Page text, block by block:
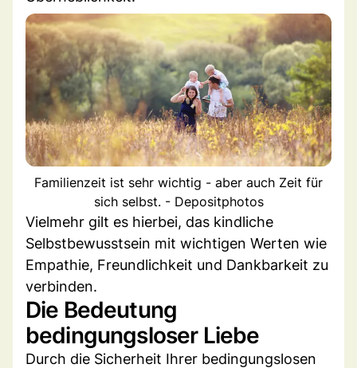
Familienzeit ist sehr wichtig - aber auch Zeit für
sich selbst. - Depositphotos
Vielmehr gilt es hierbei, das kindliche
Selbstbewusstsein mit wichtigen Werten wie
Empathie, Freundlichkeit und Dankbarkeit zu
verbinden.
Die Bedeutung
bedingungsloser Liebe
Durch die Sicherheit Ihrer bedingungslosen